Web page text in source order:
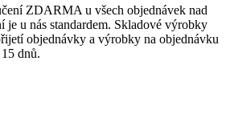
ZDARMA u všech objednávek nad
je u nás standardem. Skladové výrobky
objednávky a výrobky na objednávku
dnů.